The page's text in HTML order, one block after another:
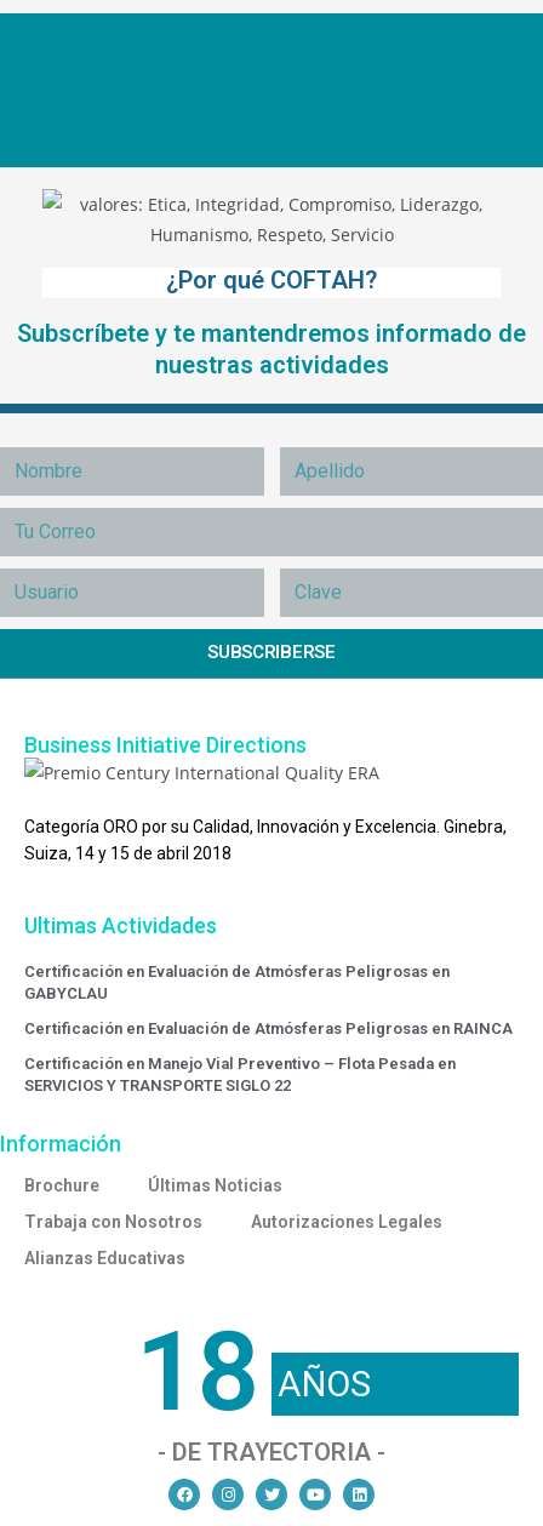
¿Por qué COFTAH?
Subscríbete y te mantendremos informado de
nuestras actividades
SUBSCRIBERSE
Business Initiative Directions
Categoría ORO por su Calidad, Innovación y Excelencia. Ginebra,
Suiza, 14 y 15 de abril 2018
Ultimas Actividades
Certificación en Evaluación de Atmósferas Peligrosas en
GABYCLAU
Certificación en Evaluación de Atmósferas Peligrosas en RAINCA
Certificación en Manejo Vial Preventivo – Flota Pesada en
SERVICIOS Y TRANSPORTE SIGLO 22
Información
Brochure
Últimas Noticias
Trabaja con Nosotros
Autorizaciones Legales
Alianzas Educativas
18 AÑOS
- DE TRAYECTORIA -